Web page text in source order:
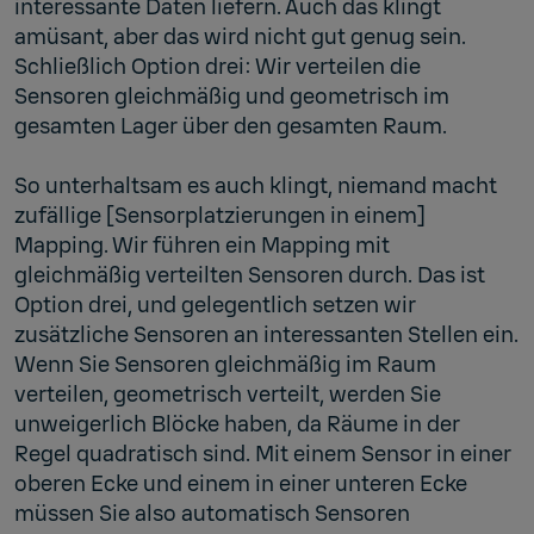
interessante Daten liefern. Auch das klingt
amüsant, aber das wird nicht gut genug sein.
Schließlich Option drei: Wir verteilen die
Sensoren gleichmäßig und geometrisch im
gesamten Lager über den gesamten Raum.
So unterhaltsam es auch klingt, niemand macht
zufällige [Sensorplatzierungen in einem]
Mapping. Wir führen ein Mapping mit
gleichmäßig verteilten Sensoren durch. Das ist
Option drei, und gelegentlich setzen wir
zusätzliche Sensoren an interessanten Stellen ein.
Wenn Sie Sensoren gleichmäßig im Raum
verteilen, geometrisch verteilt, werden Sie
unweigerlich Blöcke haben, da Räume in der
Regel quadratisch sind. Mit einem Sensor in einer
oberen Ecke und einem in einer unteren Ecke
müssen Sie also automatisch Sensoren